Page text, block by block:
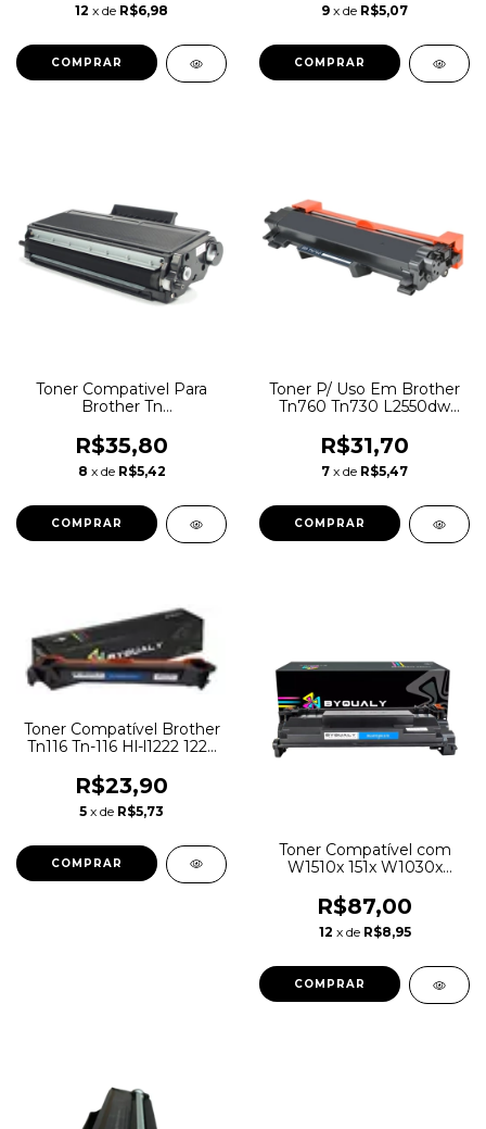
12 x de R$6,98 9 x de R$5,07
Toner Compativel Para
Brother Tn
8080 Tn580
R$35,80
8 x de R$5,42
Toner P/ Uso Em Brother
Tn760 Tn730 L2550dw
R$31,70
7 x de R$5,47
Toner Compatível Brother
Tn116 Tn-116 Hl-l1222 1222
R$23,90
5 x de R$5,73
Toner Compatível com
W1510x 151x W1030x
R$87,00
12 x de R$8,95